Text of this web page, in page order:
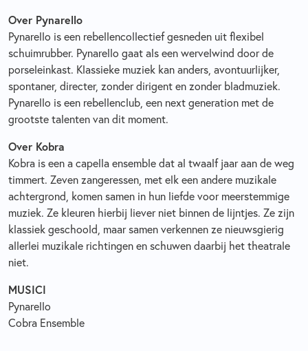
Over Pynarello
Pynarello is een rebellencollectief gesneden uit flexibel
schuimrubber. Pynarello gaat als een wervelwind door de
porseleinkast. Klassieke muziek kan anders, avontuurlijker,
spontaner, directer, zonder dirigent en zonder bladmuziek.
Pynarello is een rebellenclub, een next generation met de
grootste talenten van dit moment.
Over Kobra
Kobra is een a capella ensemble dat al twaalf jaar aan de weg
timmert. Zeven zangeressen, met elk een andere muzikale
achtergrond, komen samen in hun liefde voor meerstemmige
muziek. Ze kleuren hierbij liever niet binnen de lijntjes. Ze zijn
klassiek geschoold, maar samen verkennen ze nieuwsgierig
allerlei muzikale richtingen en schuwen daarbij het theatrale
niet.
MUSICI
Pynarello
Cobra Ensemble